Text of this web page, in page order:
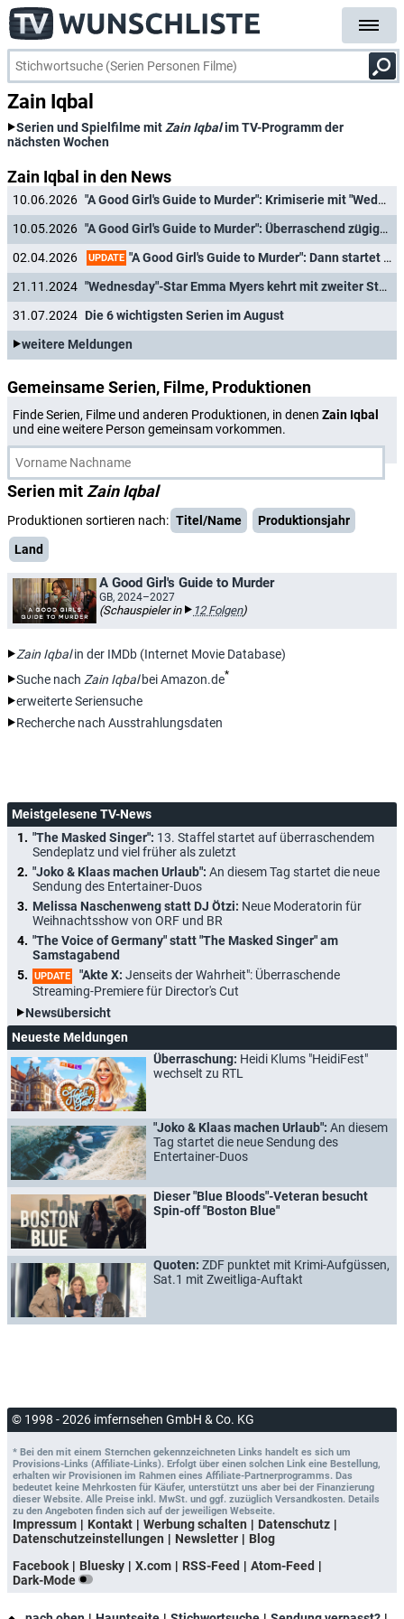
Zain Iqbal
Serien und Spielfilme mit Zain Iqbalim TV-Programm der
nächsten Wochen
Zain Iqbal in den News
10.06.2026
"A Good Girl's Guide to Murder": Krimiserie mit "Wednesday"-Star um finale dritte Staffel verlängert
10.05.2026
"A Good Girl's Guide to Murder": Überraschend zügige Deutschlandpremiere für Staffel 2 bestätigt
02.04.2026
UPDATE "A Good Girl's Guide to Murder": Dann startet Staffel 2 der Krimiserie mit "Wednesday"-Star Emma Myers
21.11.2024
"Wednesday"-Star Emma Myers kehrt mit zweiter Staffel von "A Good Girl's Guide to Murder" zurück
31.07.2024 Die 6 wichtigsten Serien im August
weitere Meldungen
Gemeinsame Serien, Filme, Produktionen
Finde Serien, Filme und anderen Produktionen, in denen Zain Iqbal
und eine weitere Person gemeinsam vorkommen.
Serien mit Zain Iqbal
Produktionen sortieren nach: Titel/Name
Produktionsjahr
Land
A Good Girl's Guide to Murder
GB, 2024–2027
(Schauspieler in 12 Folgen)
Zain Iqbalin der IMDb (Internet Movie Database)
Suche nach Zain Iqbalbei Amazon.de*
erweiterte Seriensuche
Recherche nach Ausstrahlungsdaten
Meistgelesene TV-News
"The Masked Singer": 13. Staffel startet auf überraschendem
Sendeplatz und viel früher als zuletzt
"Joko & Klaas machen Urlaub": An diesem Tag startet die neue
Sendung des Entertainer-Duos
Melissa Naschenweng statt DJ Ötzi: Neue Moderatorin für
Weihnachtsshow von ORF und BR
"The Voice of Germany" statt "The Masked Singer" am
Samstagabend
UPDATE "Akte X: Jenseits der Wahrheit": Überraschende
Streaming-Premiere für Director's Cut
Newsübersicht
Neueste Meldungen
Überraschung: Heidi Klums "HeidiFest"
wechselt zu RTL
"Joko & Klaas machen Urlaub": An diesem
Tag startet die neue Sendung des
Entertainer-Duos
Dieser "Blue Bloods"-Veteran besucht
Spin-off "Boston Blue"
Quoten: ZDF punktet mit Krimi-Aufgüssen,
Sat.1 mit Zweitliga-Auftakt
© 1998 - 2026 imfernsehen GmbH & Co. KG
* Bei den mit einem Sternchen gekennzeichneten Links handelt es sich um
Provisions-Links (Affiliate-Links). Erfolgt über einen solchen Link eine Bestellung,
erhalten wir Provisionen im Rahmen eines Affiliate-Partnerprogramms. Das
bedeutet keine Mehrkosten für Käufer, unterstützt uns aber bei der Finanzierung
dieser Website. Alle Preise inkl. MwSt. und ggf. zuzüglich Versandkosten. Details
zu den Angeboten finden sich auf der jeweiligen Webseite.
Impressum Kontakt Werbung schalten
Datenschutz
Datenschutzeinstellungen
Newsletter
Blog
Facebook
Bluesky X.com RSS-Feed
Atom-Feed
Dark-Mode